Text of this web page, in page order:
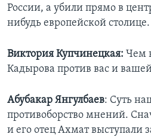
России, а убили прямо в
нибудь европейской столице.
Виктория Купчинецкая: Чем
Кадырова против вас и
Абубакар Янгулбаев: Суть
противоборство мнений.
и его отец Ахмат выступали